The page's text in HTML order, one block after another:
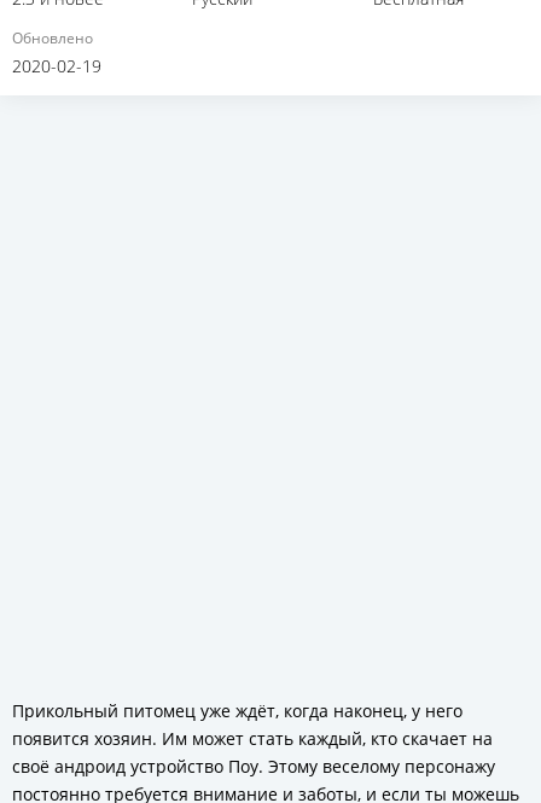
Обновлено
2020-02-19
Прикольный питомец уже ждёт, когда наконец, у него
появится хозяин. Им может стать каждый, кто скачает на
своё андроид устройство Поу. Этому веселому персонажу
постоянно требуется внимание и заботы, и если ты можешь